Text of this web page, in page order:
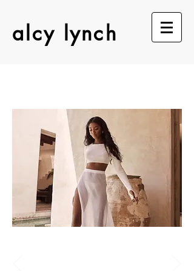
alcy lynch